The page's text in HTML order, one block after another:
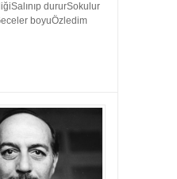
dururSokulur
boyuÖzledim